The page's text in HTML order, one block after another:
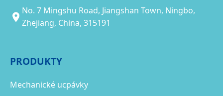
No. 7 Mingshu Road, Jiangshan Town, Ningbo,
Zhejiang, China, 315191
PRODUKTY
Mechanické ucpávky